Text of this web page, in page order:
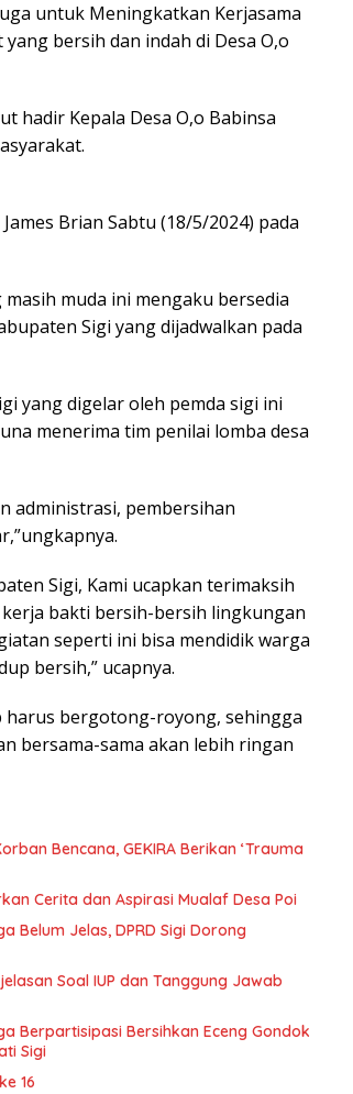
untuk Meningkatkan Kerjasama
bersih dan indah di Desa O,o
hadir Kepala Desa O,o Babinsa
Brian Sabtu (18/5/2024) pada
muda ini mengaku bersedia
Sigi yang dijadwalkan pada
yang digelar oleh pemda sigi ini
menerima tim penilai lomba desa
administrasi, pembersihan
Sigi, Kami ucapkan terimaksih
bakti bersih-bersih lingkungan
seperti ini bisa mendidik warga
bersih,” ucapnya.
harus bergotong-royong, sehingga
bersama-sama akan lebih ringan
Bencana, GEKIRA Berikan ‘Trauma
Cerita dan Aspirasi Mualaf Desa Poi
Belum Jelas, DPRD Sigi Dorong
Soal IUP dan Tanggung Jawab
Berpartisipasi Bersihkan Eceng Gondok
Sigi
16